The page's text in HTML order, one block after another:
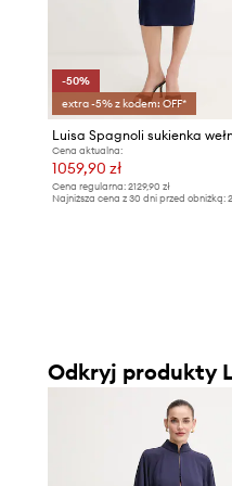
-50%
extra -5% z kodem: OFF*
Luisa Spagnoli sukienka
Cena aktualna:
1059,90 zł
Cena regularna: 2129,90 zł
Najniższa cena z 30 dni przed obniżką:
Odkryj produkty